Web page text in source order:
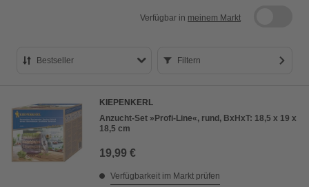
Verfügbar in meinem Markt
Bestseller
Preis aufsteigend
Preis absteigend
Bewertung
Filtern
KIEPENKERL
Anzucht-Set »Profi-Line«, rund, BxHxT: 18,5 x 19 x
18,5 cm
19,99 €
Verfügbarkeit im Markt prüfen